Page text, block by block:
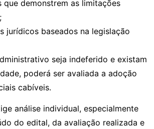
que demonstrem as limitações
jurídicos baseados na legislação
seja indeferido e existam
poderá ser avaliada a adoção
cabíveis.
análise individual, especialmente
do edital, da avaliação realizada e